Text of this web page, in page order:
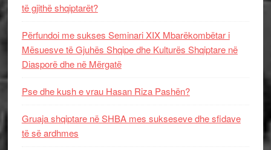
të gjithë shqiptarët?
Përfundoi me sukses Seminari XIX Mbarëkombëtar i
Mësuesve të Gjuhës Shqipe dhe Kulturës Shqiptare në
Diasporë dhe në Mërgatë
Pse dhe kush e vrau Hasan Riza Pashën?
Gruaja shqiptare në SHBA mes sukseseve dhe sfidave
të së ardhmes